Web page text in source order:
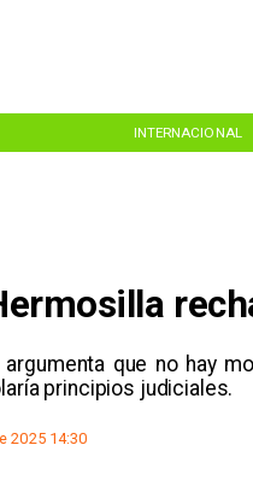
INTERNACIONAL
que no hay
principios judiciales.
2025 14:30